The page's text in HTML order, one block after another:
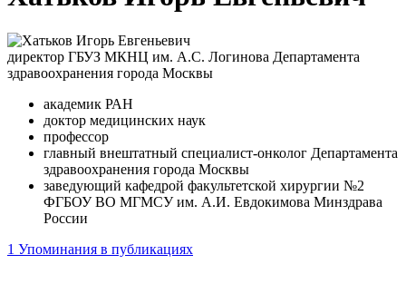
директор ГБУЗ МКНЦ им. А.С. Логинова Департамента
здравоохранения города Москвы
академик РАН
доктор медицинских наук
профессор
главный внештатный специалист-онколог Департамента
здравоохранения города Москвы
заведующий кафедрой факультетской хирургии №2
ФГБОУ ВО МГМСУ им. А.И. Евдокимова Минздрава
России
1 Упоминания в публикациях